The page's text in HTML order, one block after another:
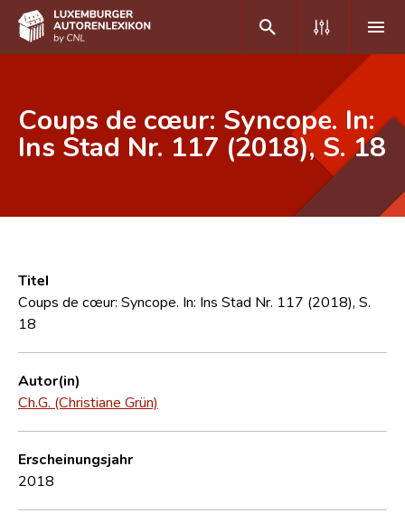
DE
Häufige Fragen und Antworten
CNL
Forschungsgruppe
Kontakt
Coups de cœur: Syncope. In:
Ins Stad Nr. 117 (2018), S. 18
Titel
Coups de cœur: Syncope. In: Ins Stad Nr. 117 (2018), S.
18
Autor(in)
Ch.G. (Christiane Grün)
Erscheinungsjahr
2018